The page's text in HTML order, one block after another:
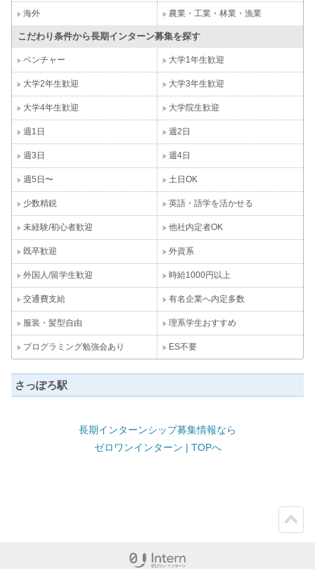
海外 農業・工業・林業・漁業
こだわり条件から長期インターン募集を探す
ベンチャー 大学1年生歓迎
大学2年生歓迎 大学3年生歓迎
大学4年生歓迎 大学院生歓迎
週1日 週2日
週3日 週4日
週5日〜 土日OK
少数精鋭 英語・語学を活かせる
未経験/初心者歓迎 他社内定者OK
既卒歓迎 外資系
外国人/留学生歓迎 時給1000円以上
交通費支給 有名企業へ内定多数
服装・髪型自由 理系学生おすすめ
プログラミング勉強会あり ES不要
さっぽろ駅
長期インターンシップ募集情報なら
ゼロワンインターン | TOPへ